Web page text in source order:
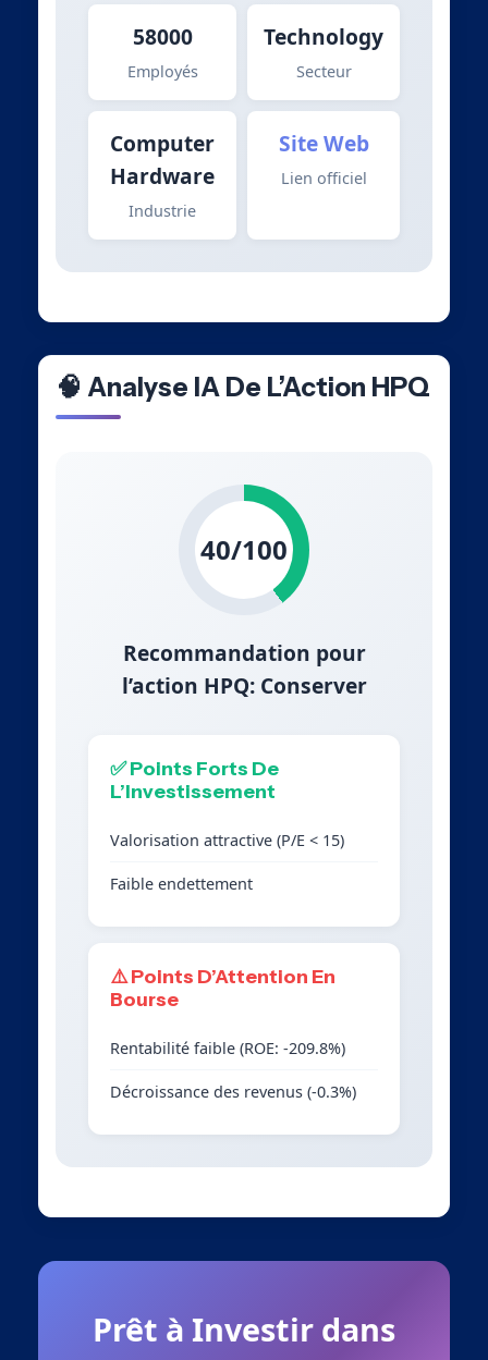
58000
Employés
Technology
Secteur
Computer
Hardware
Industrie
Site Web
Lien officiel
🧠 Analyse IA De L’Action HPQ
40/100
Recommandation pour
l’action HPQ: Conserver
✅ Points Forts De
L’Investissement
Valorisation attractive (P/E < 15)
Faible endettement
⚠️ Points D’Attention En
Bourse
Rentabilité faible (ROE: -209.8%)
Décroissance des revenus (-0.3%)
Prêt à Investir dans